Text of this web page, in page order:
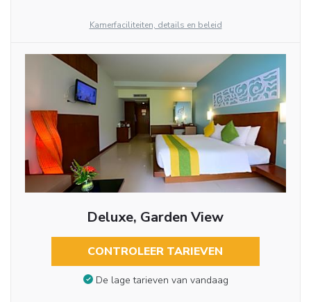
Kamerfaciliteiten, details en beleid
Deluxe, Garden View
CONTROLEER TARIEVEN
De lage tarieven van vandaag